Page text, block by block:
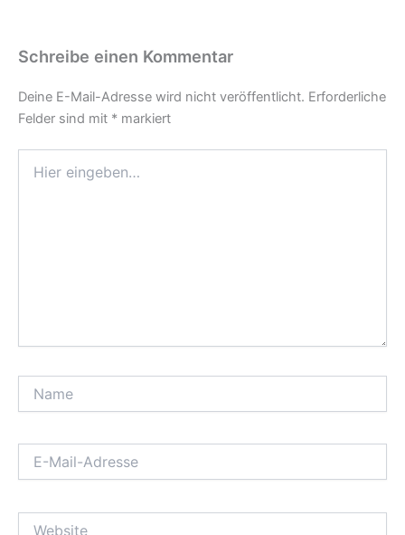
Schreibe einen Kommentar
Deine E-Mail-Adresse wird nicht veröffentlicht. Erforderliche
Felder sind mit * markiert
eingeben…
Mail-